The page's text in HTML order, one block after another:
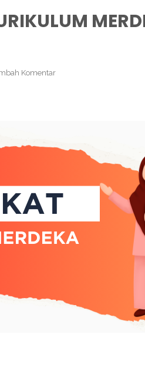
Komentar